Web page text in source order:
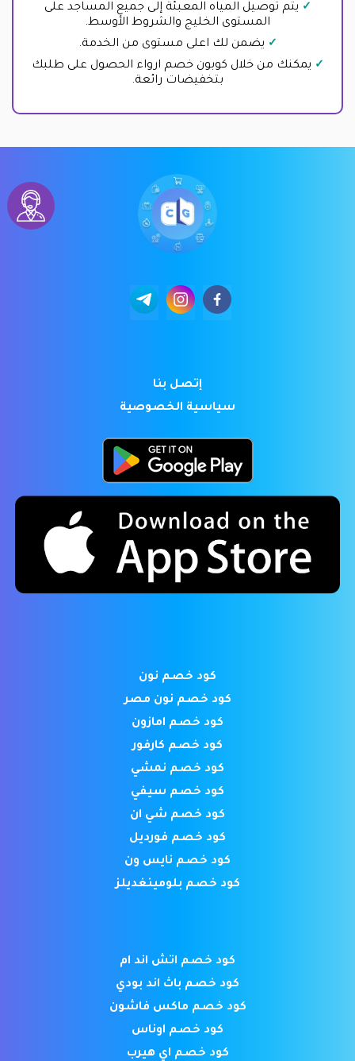
يتم توصيل المياه المعبئة إلى جميع المساجد على
المستوى الخليج والشروط الأوسط.
يضمن لك اعلى مستوى من الخدمة.
يمكنك من خلال كوبون خصم ارواء الحصول على طلبك
بتخفيضات رائعة.
إتصل بنا
سياسية الخصوصية
كود خصم نون
كود خصم نون مصر
كود خصم امازون
كود خصم كارفور
كود خصم نمشي
كود خصم سيفي
كود خصم شي ان
كود خصم فورديل
كود خصم نايس ون
كود خصم بلومينغديلز
كود خصم اتش اند ام
كود خصم باث اند بودي
كود خصم ماكس فاشون
كود خصم اوناس
كود خصم اي هيرب